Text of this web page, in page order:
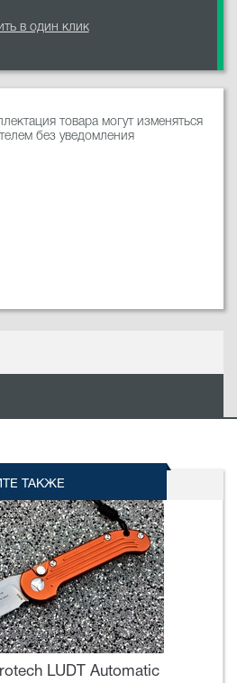
в один клик
товара могут изменяться
без уведомления
ТАКЖЕ
LUDT Automatic